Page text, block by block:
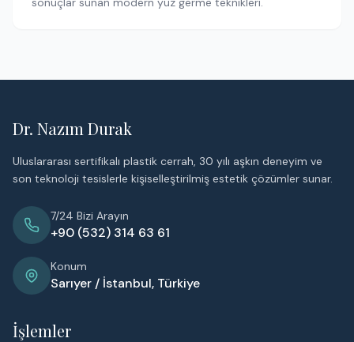
Dr. Nazım Durak
Uluslararası sertifikalı plastik cerrah, 30 yılı aşkın deneyim ve
son teknoloji tesislerle kişiselleştirilmiş estetik çözümler sunar.
7/24 Bizi Arayın
+90 (532) 314 63 61
Konum
Sarıyer / İstanbul, Türkiye
İşlemler